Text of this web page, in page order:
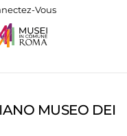
Vous
MUSEO DEI